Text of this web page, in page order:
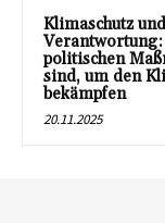
Klimaschutz
Verantwortung:
politischen
sind, um den
bekämpfen
20.11.2025